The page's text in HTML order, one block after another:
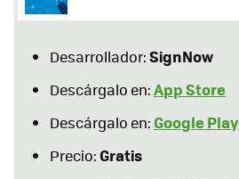
Desarrollador:SignNow
Descárgalo en:App Store
Descárgalo en: Google Play
Precio:Gratis